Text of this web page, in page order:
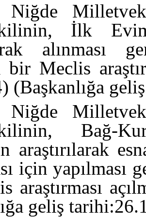
İlk
alınması
bir Meclis
(Başkanlığa
Bağ-Kur
araştırılarak
için yapılması
araştırması
geliş